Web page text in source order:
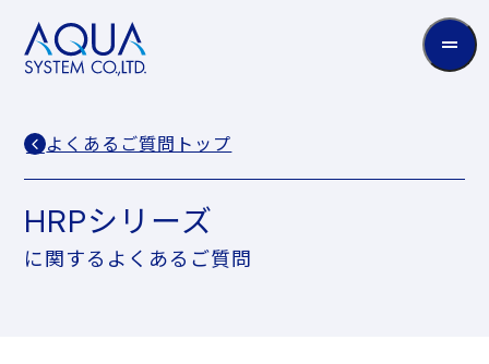
System
よくあるご質問トップ
HRPシリーズ
に関するよくあるご質問